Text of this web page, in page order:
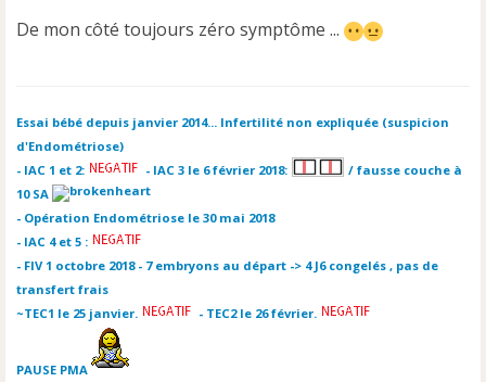
a
o
n
l
u
De mon côté toujours zéro symptôme ...
Essai bébé depuis janvier 2014... Infertilité non expliquée (suspicion
d'Endométriose)
- IAC 1 et 2:
- IAC 3 le 6 février 2018:
/ fausse couche à
10 SA
- Opération Endométriose le 30 mai 2018
- IAC 4 et 5 :
- FIV 1 octobre 2018 - 7 embryons au départ -> 4 J6 congelés , pas de
transfert frais
~TEC1 le 25 janvier.
- TEC2 le 26 février.
PAUSE PMA